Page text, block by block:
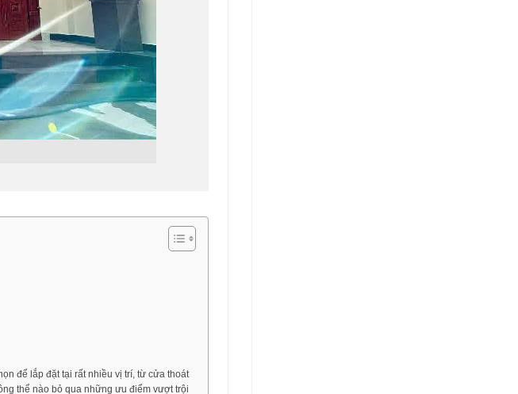
để lắp đặt tại rất nhiều vị trí, từ cửa thoát
thể nào bỏ qua những ưu điểm vượt trội